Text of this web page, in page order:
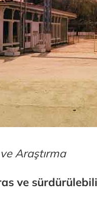
Araştırma
ve